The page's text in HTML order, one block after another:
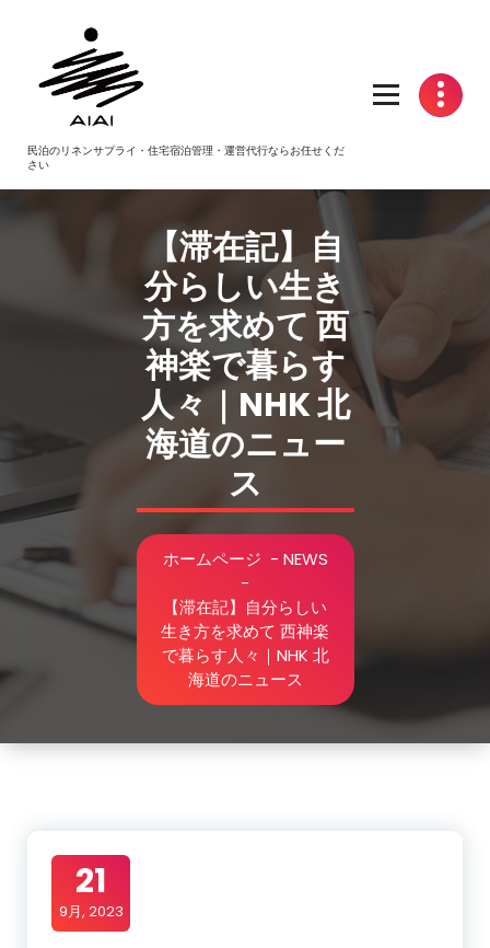
民泊のリネンサプライ・住宅宿泊管理・運営代行ならお任せくだ
さい
【滞在記】自
分らしい生き
方を求めて 西
神楽で暮らす
人々｜NHK 北
海道のニュー
ス
ホームページ - NEWS
-
【滞在記】自分らしい
生き方を求めて 西神楽
で暮らす人々｜NHK 北
海道のニュース
21
9月, 2023